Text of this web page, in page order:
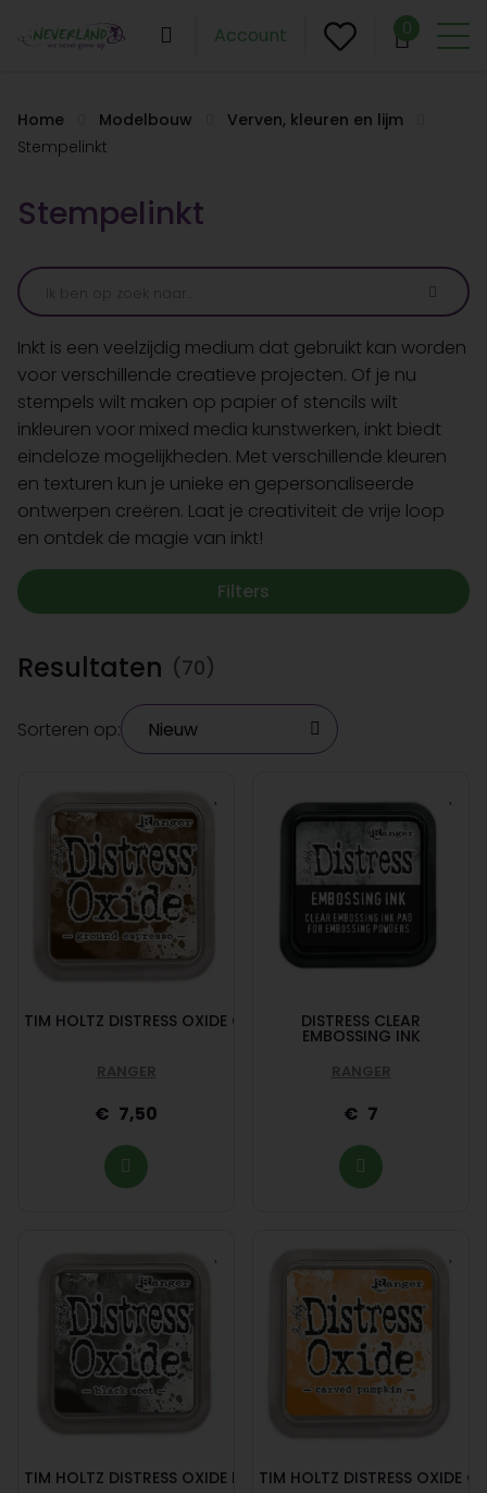
Account 0
Home Modelbouw
Verven, kleuren en lijm
Stempelinkt
Stempelinkt
Inkt is een veelzijdig medium dat gebruikt kan worden
voor verschillende creatieve projecten. Of je nu
stempels wilt maken op papier of stencils wilt
inkleuren voor mixed media kunstwerken, inkt biedt
eindeloze mogelijkheden. Met verschillende kleuren
en texturen kun je unieke en gepersonaliseerde
ontwerpen creëren. Laat je creativiteit de vrije loop
en ontdek de magie van inkt!
Filters
Resultaten (70)
Sorteren op:
TIM HOLTZ DISTRESS OXIDE GROUND ESPRESSO
RANGER
7,50
DISTRESS CLEAR
EMBOSSING INK
RANGER
7
TIM HOLTZ DISTRESS OXIDE BLACK SOOTTIM HOLTZ DISTRESS OXIDE